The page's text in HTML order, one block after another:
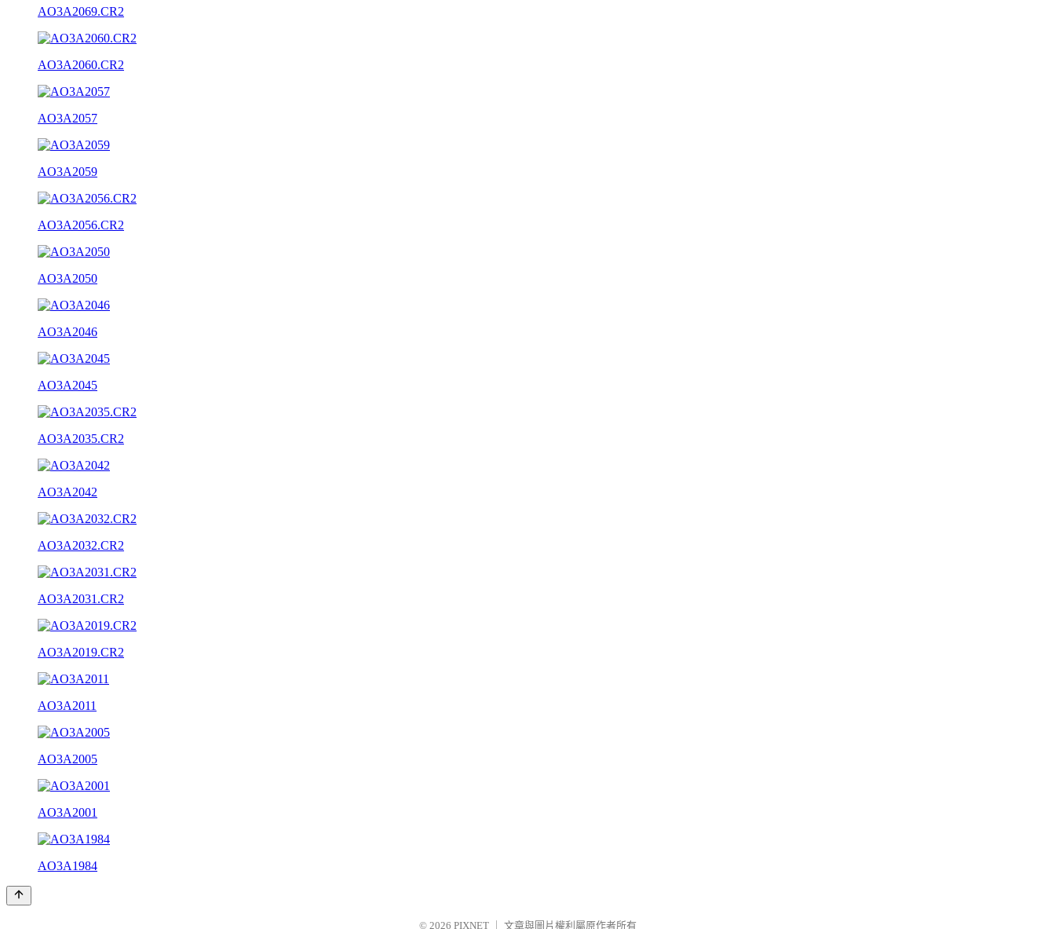
AO3A2069.CR2
AO3A2060.CR2
AO3A2057
AO3A2059
AO3A2056.CR2
AO3A2050
AO3A2046
AO3A2045
AO3A2035.CR2
AO3A2042
AO3A2032.CR2
AO3A2031.CR2
AO3A2019.CR2
AO3A2011
AO3A2005
AO3A2001
AO3A1984
© 2026 PIXNET 文章與圖片權利屬原作者所有